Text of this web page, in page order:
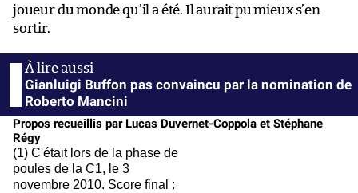
joueur du monde qu’il a été. Il aurait pu mieux s’en
sortir.
Gianluigi Buffon pas convaincu par la nomination de
Roberto Mancini
Propos recueillis par Lucas Duvernet-Coppola et Stéphane
Régy
(1) C'était lors de la phase de
poules de la C1, le 3
novembre 2010. Score final :